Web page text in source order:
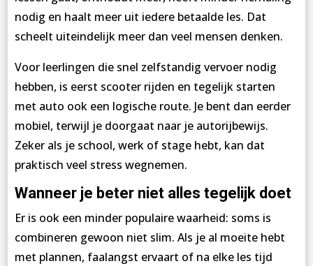
nodig en haalt meer uit iedere betaalde les. Dat
scheelt uiteindelijk meer dan veel mensen denken.
Voor leerlingen die snel zelfstandig vervoer nodig
hebben, is eerst scooter rijden en tegelijk starten
met auto ook een logische route. Je bent dan eerder
mobiel, terwijl je doorgaat naar je autorijbewijs.
Zeker als je school, werk of stage hebt, kan dat
praktisch veel stress wegnemen.
Wanneer je beter niet alles tegelijk doet
Er is ook een minder populaire waarheid: soms is
combineren gewoon niet slim. Als je al moeite hebt
met plannen, faalangst ervaart of na elke les tijd